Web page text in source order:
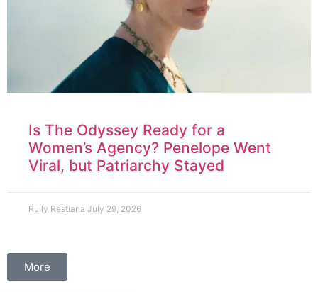
Is The Odyssey Ready for a
Women’s Agency? Penelope Went
Viral, but Patriarchy Stayed
Rully Restiana July 29, 2026
More